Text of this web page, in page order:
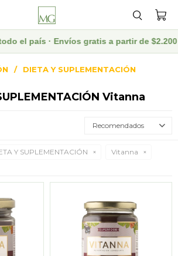
el país · Envíos gratis a partir de
DIETA Y SUPLEMENTACIÓN
Vitanna
Recomendados
Y SUPLEMENTACIÓN
Vitanna